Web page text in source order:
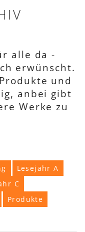
alle da -
erwünscht.
und
anbei gibt
Werke zu
Lesejahr A
C
Produkte